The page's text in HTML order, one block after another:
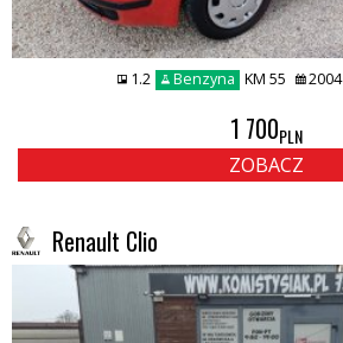
1.2 Benzyna KM 55 2004
1 700PLN
ZOBACZ
Renault Clio